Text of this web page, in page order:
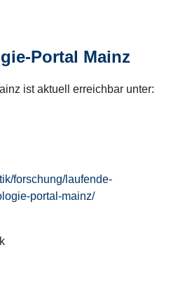
Portal Mainz
ist aktuell erreichbar unter:
forschung/laufende-
portal-mainz/